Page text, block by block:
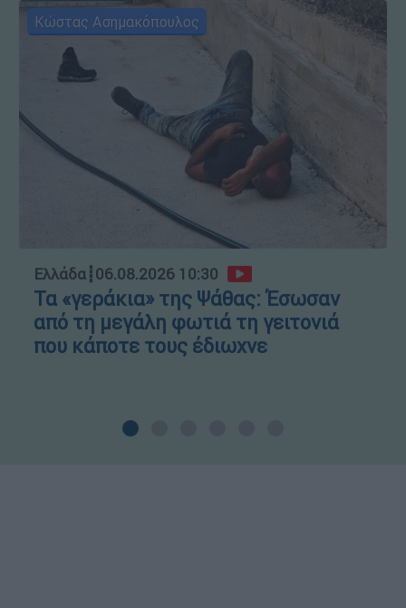
Κώστας Ασημακόπουλος
Ελλάδα┋06.08.2026 10:30
Τα «γεράκια» της Ψάθας: Έσωσαν
από τη μεγάλη φωτιά τη γειτονιά
που κάποτε τους έδιωχνε